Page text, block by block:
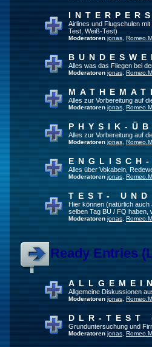
Airlines und Flugschulen
Test, Weiß-Test)
Moderatoren jonas
Alles was das Fliegen bei
Moderatoren jonas
Alles zur Vorbereitung auf
Moderatoren jonas
PHYSIK-
Alles zur Vorbereitung auf
Moderatoren jonas
ENGLISCH-
Alles über Vokabeln,
Moderatoren jonas
TEST-
Hier können (natürlich
selben Tag BU / FQ haben,
Moderatoren jonas
Ready Entries
Allgemeine Diskussionen
Moderatoren jonas
DLR-TEST
Grunduntersuchung und
Moderatoren jonas